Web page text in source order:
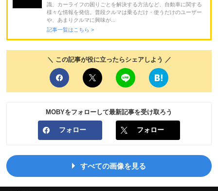
識、カーライフの困りごとを解決する方法など、自動車に関する
様々な情報を発信。普段クルマは乗るだけ・使うだけのユーザー
や、あまりクルマに興味が...
記事一覧はこちら >
＼ この記事が役に立ったらシェアしよう ／
MOBYをフォローして最新記事を受け取ろう
フォロー フォロー
すべての画像を見る